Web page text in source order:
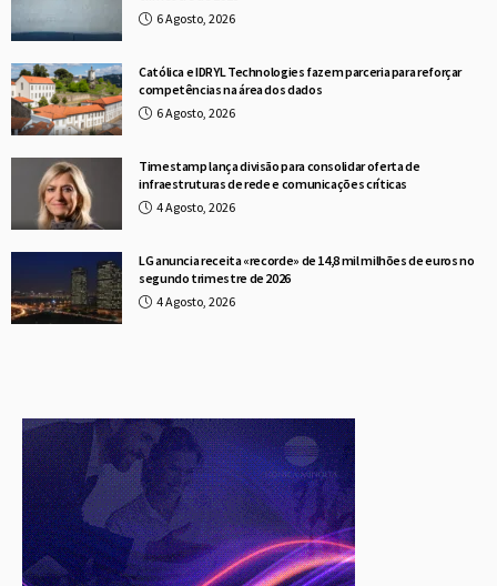
6 Agosto, 2026
Católica e IDRYL Technologies fazem parceria para reforçar
competências na área dos dados
6 Agosto, 2026
Timestamp lança divisão para consolidar oferta de
infraestruturas de rede e comunicações críticas
4 Agosto, 2026
LG anuncia receita «recorde» de 14,8 mil milhões de euros no
segundo trimestre de 2026
4 Agosto, 2026